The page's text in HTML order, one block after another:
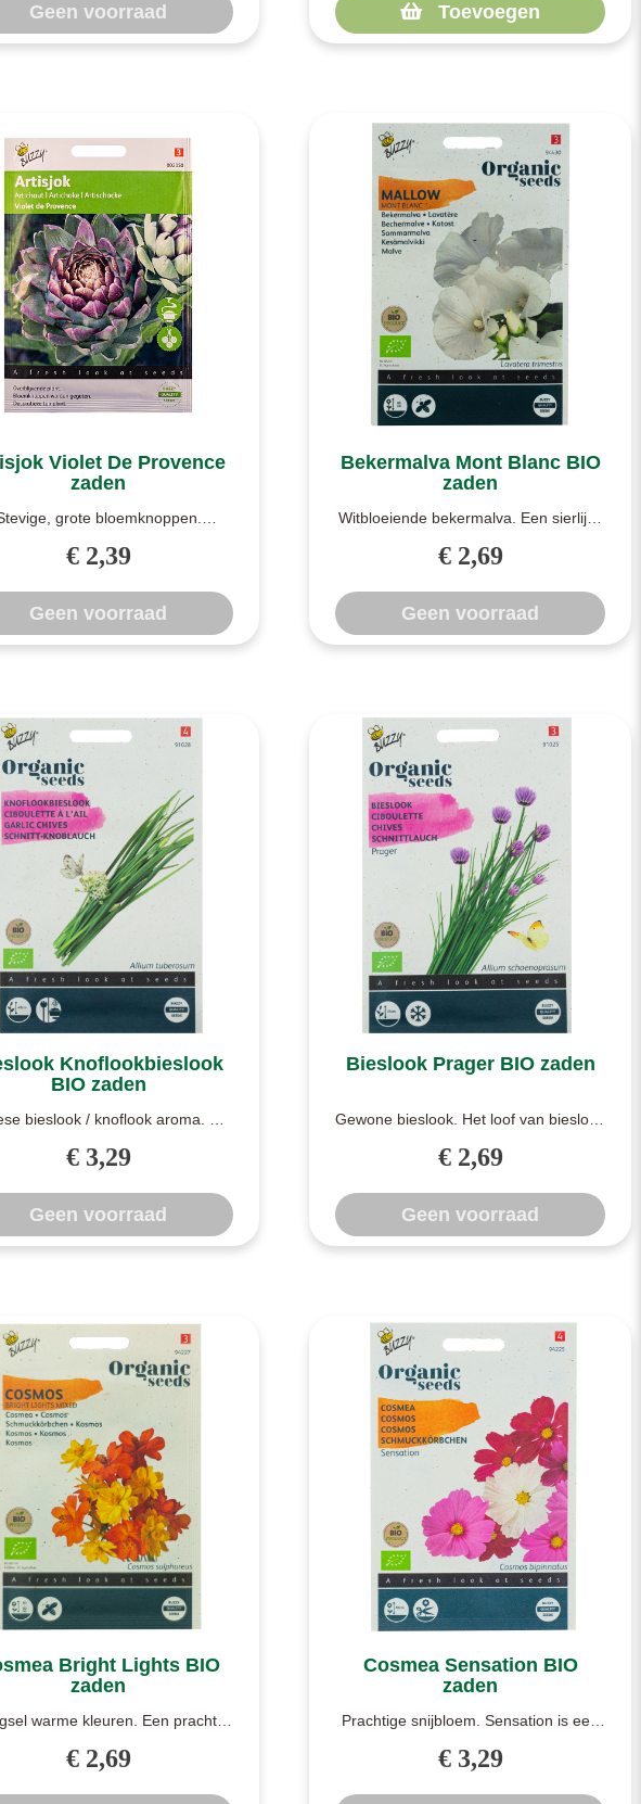
Geen voorraad Toevoegen
Violet De Provence
zaden
grote bloemknoppen.
bekende groen..
€ 2,39
Geen voorraad
Bekermalva Mont Blanc BIO
zaden
Witbloeiende bekermalva. Een sierlijke
€ 2,69
Geen voorraad
Knoflookbieslook
BIO zaden
bieslook / knoflook aroma. Het
€ 3,29
Geen voorraad
Bieslook Prager BIO zaden
Gewone bieslook. Het loof van bieslook
g..
€ 2,69
Geen voorraad
Bright Lights BIO
zaden
warme kleuren. Een prachtig
rode k..
€ 2,69
Cosmea Sensation BIO
zaden
Prachtige snijbloem. Sensation is een
doet ..
€ 3,29